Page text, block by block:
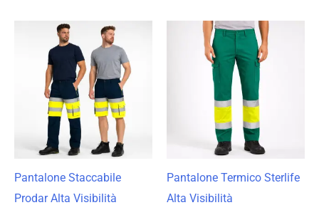
Pantalone Staccabile
Prodar Alta Visibilità
Fascia
prezzo:
da
18,97 €
a
27,10 €
Pantalone Termico Sterlife
Alta Visibilità
Fascia
di
prezzo:
da
21,69 €
a
30,98 €